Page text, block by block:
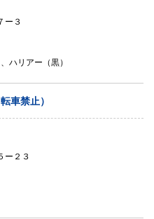
ー３
ハリアー（黒）
車禁止）
ー２３